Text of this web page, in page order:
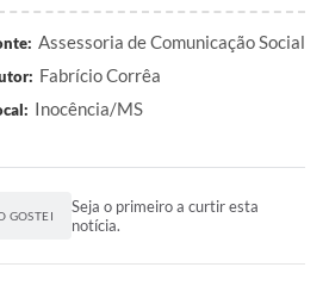
Assessoria de Comunicação Social
Fabrício Corrêa
Inocência/MS
GOSTEI
Seja o primeiro a curtir esta
notícia.